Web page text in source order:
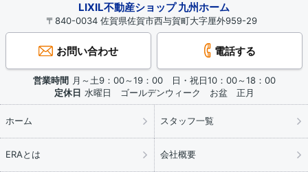
LIXIL不動産ショップ 九州ホーム
〒840-0034 佐賀県佐賀市西与賀町大字厘外959-29
お問い合わせ 電話する
営業時間 月～土9：00～19：00 日・祝日10：00～18：00
定休日 水曜日 ゴールデンウィーク お盆 正月
ホーム スタッフ一覧
ERAとは 会社概要